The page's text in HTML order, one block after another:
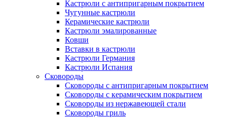
Кастрюли с антипригарным покрытием
Чугунные кастрюли
Керамические кастрюли
Кастрюли эмалированные
Ковши
Вставки в кастрюли
Кастрюли Германия
Кастрюли Испания
Сковороды
Сковороды с антипригарным покрытием
Сковороды с керамическим покрытием
Сковороды из нержавеющей стали
Сковороды гриль